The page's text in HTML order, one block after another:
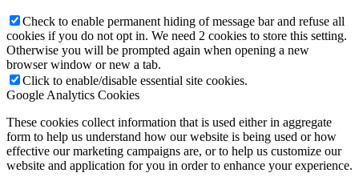
Check to enable permanent hiding of message bar and refuse all
cookies if you do not opt in. We need 2 cookies to store this setting.
Otherwise you will be prompted again when opening a new
browser window or new a tab.
Click to enable/disable essential site cookies.
Google Analytics Cookies
These cookies collect information that is used either in aggregate
form to help us understand how our website is being used or how
effective our marketing campaigns are, or to help us customize our
website and application for you in order to enhance your experience.